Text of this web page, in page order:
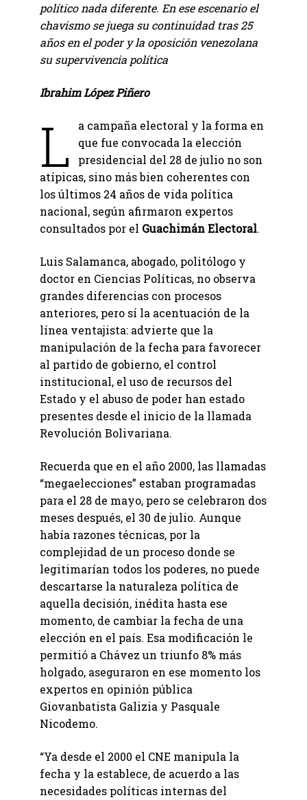
político nada diferente. En ese escenario el
chavismo se juega su continuidad tras 25
años en el poder y la oposición venezolana
su supervivencia política
Ibrahim López Piñero
L
a campaña electoral y la forma en
que fue convocada la elección
presidencial del 28 de julio no son
atípicas, sino más bien coherentes con
los últimos 24 años de vida política
nacional, según afirmaron expertos
consultados por el Guachimán Electoral.
Luis Salamanca, abogado, politólogo y
doctor en Ciencias Políticas, no observa
grandes diferencias con procesos
anteriores, pero sí la acentuación de la
línea ventajista: advierte que la
manipulación de la fecha para favorecer
al partido de gobierno, el control
institucional, el uso de recursos del
Estado y el abuso de poder han estado
presentes desde el inicio de la llamada
Revolución Bolivariana.
Recuerda que en el año 2000, las llamadas
“megaelecciones” estaban programadas
para el 28 de mayo, pero se celebraron dos
meses después, el 30 de julio. Aunque
había razones técnicas, por la
complejidad de un proceso donde se
legitimarían todos los poderes, no puede
descartarse la naturaleza política de
aquella decisión, inédita hasta ese
momento, de cambiar la fecha de una
elección en el país. Esa modificación le
permitió a Chávez un triunfo 8% más
holgado, aseguraron en ese momento los
expertos en opinión pública
Giovanbatista Galizia y Pasquale
Nicodemo.
“Ya desde el 2000 el CNE manipula la
fecha y la establece, de acuerdo a las
necesidades políticas internas del